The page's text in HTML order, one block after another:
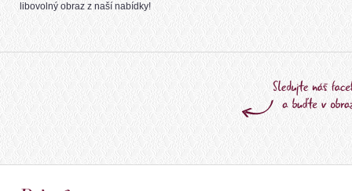
libovolný obraz z naší nabídky!